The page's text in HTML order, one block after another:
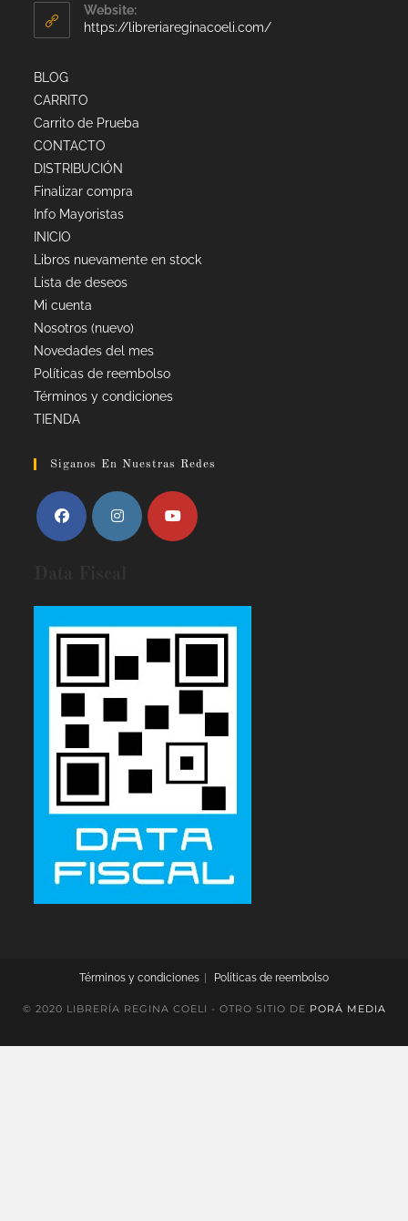
Website:
https://libreriareginacoeli.com/
BLOG
CARRITO
Carrito de Prueba
CONTACTO
DISTRIBUCIÓN
Finalizar compra
Info Mayoristas
INICIO
Libros nuevamente en stock
Lista de deseos
Mi cuenta
Nosotros (nuevo)
Novedades del mes
Políticas de reembolso
Términos y condiciones
TIENDA
Siganos En Nuestras Redes
Términos y condiciones Políticas de reembolso
© 2020 LIBRERÍA REGINA COELI - OTRO SITIO DE PORÁ MEDIA